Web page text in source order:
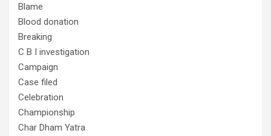
Blame
Blood donation
Breaking
C B I investigation
Campaign
Case filed
Celebration
Championship
Char Dham Yatra